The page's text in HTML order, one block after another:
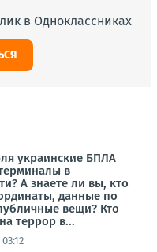
в Одноклассниках
украинские БПЛА
в
А знаете ли вы, кто
данные по
вещи? Кто
террор в...